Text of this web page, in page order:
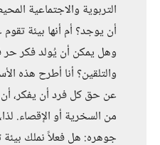
التربوية والاجتماعية
أن يوجد؟ أم أنها بيئة
وهل يمكن أن يُولد فكر
والتلقين؟ أنا أطرح هذه
عن حق كل فرد أن يفكر،
من السخرية أو الإقصاء.
جوهره: هل فعلاً نملك بيئة